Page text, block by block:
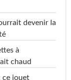
devenir la
à
chaud
ce jouet